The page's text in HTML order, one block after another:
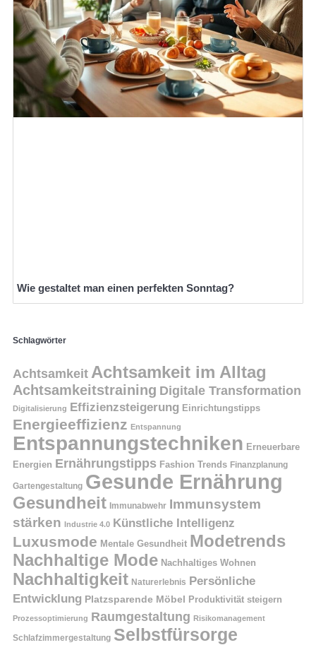
Wie gestaltet man einen perfekten Sonntag?
Schlagwörter
Achtsamkeit Achtsamkeit im Alltag
Achtsamkeitstraining Digitale Transformation
Digitalisierung Effizienzsteigerung Einrichtungstipps
Energieeffizienz Entspannung
Entspannungstechniken Erneuerbare
Energien Ernährungstipps Fashion Trends Finanzplanung
Gartengestaltung Gesunde Ernährung
Gesundheit Immunabwehr Immunsystem
stärken Industrie 4.0 Künstliche Intelligenz
Luxusmode Mentale Gesundheit Modetrends
Nachhaltige Mode Nachhaltiges Wohnen
Nachhaltigkeit Naturerlebnis Persönliche
Entwicklung Platzsparende Möbel Produktivität steigern
Prozessoptimierung Raumgestaltung Risikomanagement
Schlafzimmergestaltung Selbstfürsorge